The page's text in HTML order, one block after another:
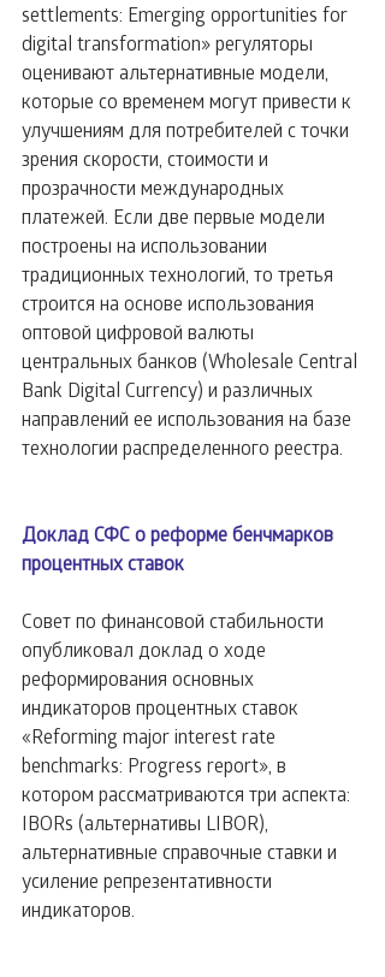
settlements: Emerging opportunities for
digital transformation» регуляторы
оценивают альтернативные модели,
которые со временем могут привести к
улучшениям для потребителей с точки
зрения скорости, стоимости и
прозрачности международных
платежей. Если две первые модели
построены на использовании
традиционных технологий, то третья
строится на основе использования
оптовой цифровой валюты
центральных банков (Wholesale Central
Bank Digital Currency) и различных
направлений ее использования на базе
технологии распределенного реестра.
Доклад СФС о реформе бенчмарков
процентных ставок
Совет по финансовой стабильности
опубликовал доклад о ходе
реформирования основных
индикаторов процентных ставок
«Reforming major interest rate
benchmarks: Progress report», в
котором рассматриваются три аспекта:
IBORs (альтернативы LIBOR),
альтернативные справочные ставки и
усиление репрезентативности
индикаторов.